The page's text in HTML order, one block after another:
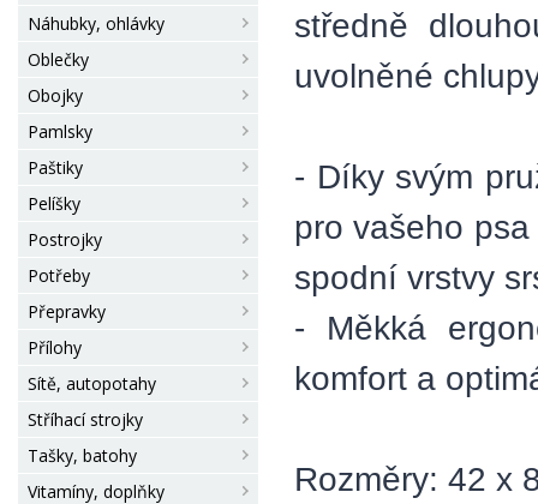
Náhubky, ohlávky
Oblečky
Obojky
Pamlsky
Paštiky
Pelíšky
Postrojky
Potřeby
Přepravky
Přílohy
Sítě, autopotahy
Stříhací strojky
Tašky, batohy
Vitamíny, doplňky
středně
uvolněné
- Díky svým
pro vašeho
spodní vrstvy
- Měkká
komfort a
Rozměry: 42 x